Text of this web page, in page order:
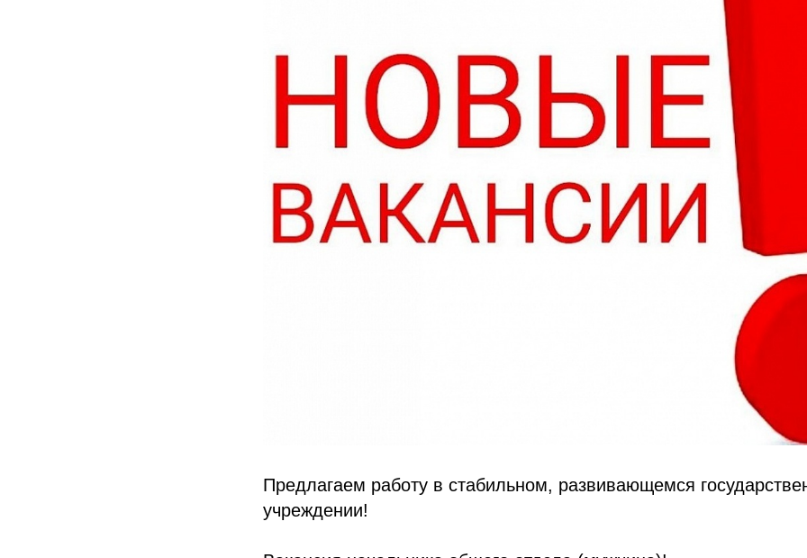
Предлагаем работу в стабильном, развивающемся
учреждении!